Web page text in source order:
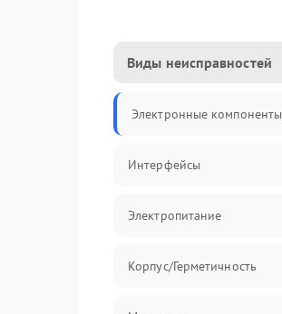
Виды неисправностей
Электронные компоненты
Интерфейсы
Электропитание
Корпус/Герметичность